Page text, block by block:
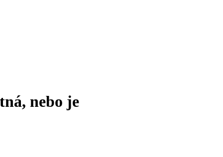
nebo je